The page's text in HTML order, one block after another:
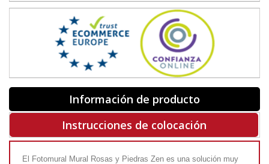
Información de producto
Instrucciones de colocación
El Fotomural Mural Rosas y Piedras Zen es una solución muy